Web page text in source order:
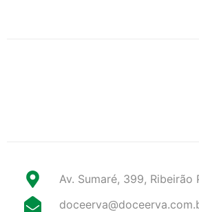
Av. Sumaré, 399, Ribeirão